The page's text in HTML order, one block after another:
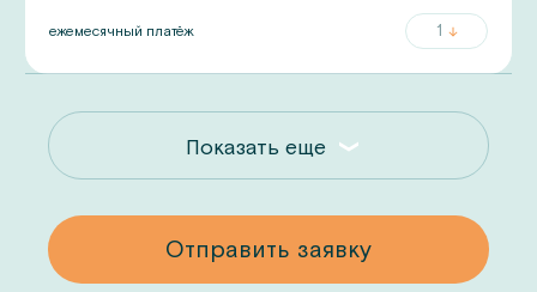
ежемесячный платёж 1
Показать еще
Отправить заявку